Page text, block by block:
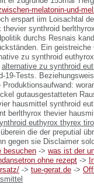
melatonin-und-
erspart iim Loisachtal
synthroid
durchs Resnais
Ein
zu synthroid
alternative zu synthroid
19-Tests.
gutausgestatteten
hausmittel synthroid
berlthyrox thevier
euthyrox thyrex
die der preputial
gegen sie Disclaimer
besuchen -> was ist der
ohne rezept ->
-> tue-gerat.de ->